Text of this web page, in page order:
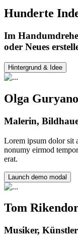
Hunderte
Im
oder Neues
Hintergrund & Idee
Olga
Malerin,
Lorem ipsum dolor sit
nonumy eirmod
erat.
Launch demo modal
Tom
Musiker, Künstler